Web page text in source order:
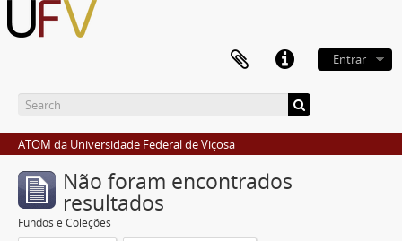
Entrar
ATOM da Universidade Federal de Viçosa
Não foram encontrados
resultados
Fundos e Coleções